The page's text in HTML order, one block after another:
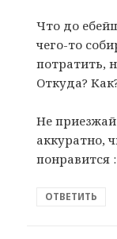
Что до
чего-то
потратить,
Откуда?
Не
аккуратно,
понравится
ОТВЕТИТЬ